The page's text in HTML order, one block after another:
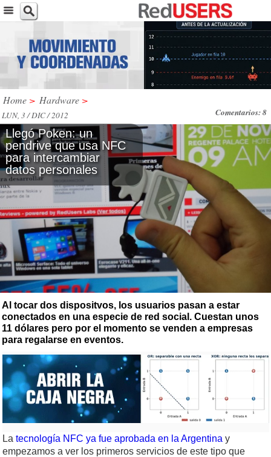
Home > Hardware >
Comentarios: 8
LUN, 3 / DIC / 2012
Llegó Poken: un
pendrive que usa NFC
para intercambiar
datos personales
Al tocar dos dispositvos, los usuarios pasan a estar
conectados en una especie de red social. Cuestan unos
11 dólares pero por el momento se venden a empresas
para regalarse en eventos.
La tecnología NFC ya fue aprobada en la Argentina y
empezamos a ver los primeros servicios de este tipo que